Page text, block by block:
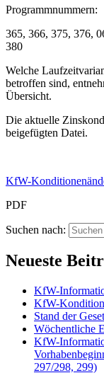
Programmnummern:
365, 366, 375, 376,
380
Welche
betroffen sind,
Übersicht.
Die aktuelle
beigefügten Datei.
KfW-
PDF
Suchen nach:
Neueste
KfW-
KfW-
Stand der
Wöchentliche
KfW-
297/298, 299)